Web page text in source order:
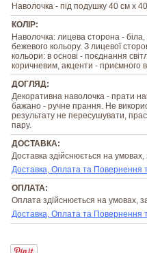
Наволочка - під подушку 40 см х
КОЛІР:
Наволочка: лицева сторона -
бежевого кольору. З лицевої
кольори: в основі - поєднання
коричневим, акценти - приємного
ДОГЛЯД:
Декоративна наволочка - прати
бажано - ручне прання. Не
результату не пересушувати,
пару.
ДОСТАВКА:
Доставка здійснюється на умовах,
Доставка, Оплата та Повернення
ОПЛАТА:
Оплата здійснюється на умовах,
Доставка, Оплата та Повернення